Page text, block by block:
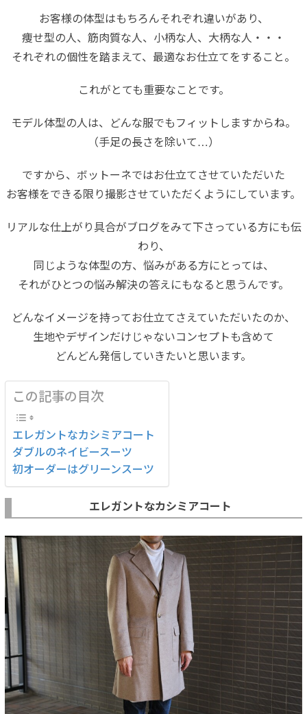
お客様の体型はもちろんそれぞれ違いがあり、
痩せ型の人、筋肉質な人、小柄な人、大柄な人・・・
それぞれの個性を踏まえて、最適なお仕立てをすること。
これがとても重要なことです。
モデル体型の人は、どんな服でもフィットしますからね。
（手足の長さを除いて…）
ですから、ボットーネではお仕立てさせていただいた
お客様をできる限り撮影させていただくようにしています。
リアルな仕上がり具合がブログをみて下さっている方にも伝
わり、
同じような体型の方、悩みがある方にとっては、
それがひとつの悩み解決の答えにもなると思うんです。
どんなイメージを持ってお仕立てさえていただいたのか、
生地やデザインだけじゃないコンセプトも含めて
どんどん発信していきたいと思います。
この記事の目次
エレガントなカシミアコート
ダブルのネイビースーツ
初オーダーはグリーンスーツ
エレガントなカシミアコート